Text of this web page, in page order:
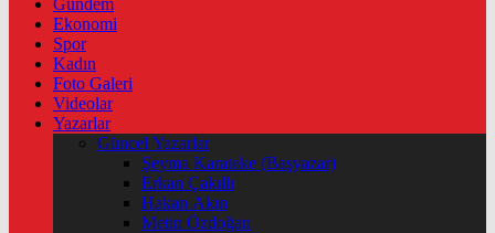
Gündem
Ekonomi
Spor
Kadın
Foto Galeri
Videolar
Yazarlar
Güncel Yazarlar
Şeyma Karateke (Başyazar)
Erkan Çakıllı
Hakan Akın
Metin Özdoğan